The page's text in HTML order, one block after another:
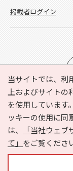
当サイトでは、利
上およびサイトの
を使用しています
ッキーの使用に同
は、
「当社ウェ
て」 をご覧くださ
e-NAVITA（イー
利用規約
サイトマッ
掲載者ログイン